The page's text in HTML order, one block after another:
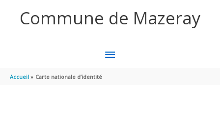
Commune de Mazeray
MENU
Accueil Carte nationale d’identité